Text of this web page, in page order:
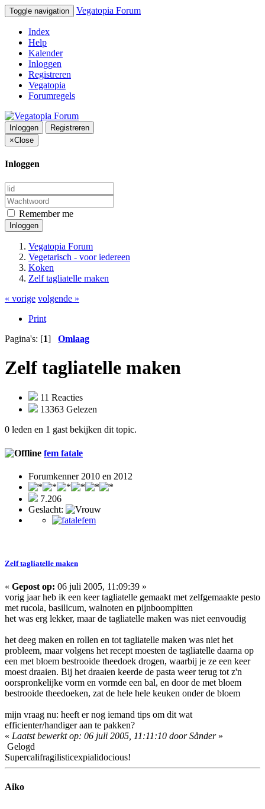
Toggle navigation Vegatopia Forum
Index
Help
Kalender
Inloggen
Registreren
Vegatopia
Forumregels
Inloggen
Registreren
×Close
Inloggen
Remember me
Inloggen
Vegatopia Forum
Vegetarisch - voor iedereen
Koken
Zelf tagliatelle maken
« vorige volgende »
Print
Pagina's: [1] Omlaag
Zelf tagliatelle maken
11 Reacties
13363 Gelezen
0 leden en 1 gast bekijken dit topic.
fem fatale
Forumkenner 2010 en 2012
7.206
Geslacht:
Zelf tagliatelle maken
« Gepost op: 06 juli 2005, 11:09:39 »
vorig jaar heb ik een keer tagliatelle gemaakt met zelfgemaakte pesto
met rucola, basilicum, walnoten en pijnboompitten
het was erg lekker, maar de tagliatelle maken was niet eenvoudig
het deeg maken en rollen en tot tagliatelle maken was niet het
probleem, maar volgens het recept moesten de tagliatelle daarna op
een met bloem bestrooide theedoek drogen, waarbij je ze een keer
moest draaien. Bij het draaien keerde de pasta weer terug tot z'n
oorspronkelijke vorm en vormde een bal, en door de met bloem
bestrooide theedoeken, zat de hele hele keuken onder de bloem
mijn vraag nu: heeft er nog iemand tips om dit wat
efficienter/handiger aan te pakken?
« Laatst bewerkt op: 06 juli 2005, 11:11:10 door Sånder»
Gelogd
Supercalifragilisticexpialidocious!
Aiko